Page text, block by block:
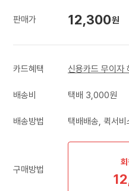
판매가 12,300원
카드혜택 신용카드 무이자
배송비 택배 3,000원
배송방법 택배배송, 퀵서
구매방법